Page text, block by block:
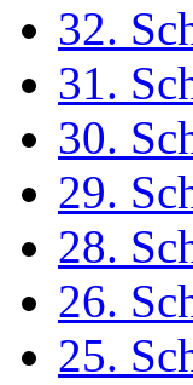
32.
31.
30.
29.
28.
26.
25.